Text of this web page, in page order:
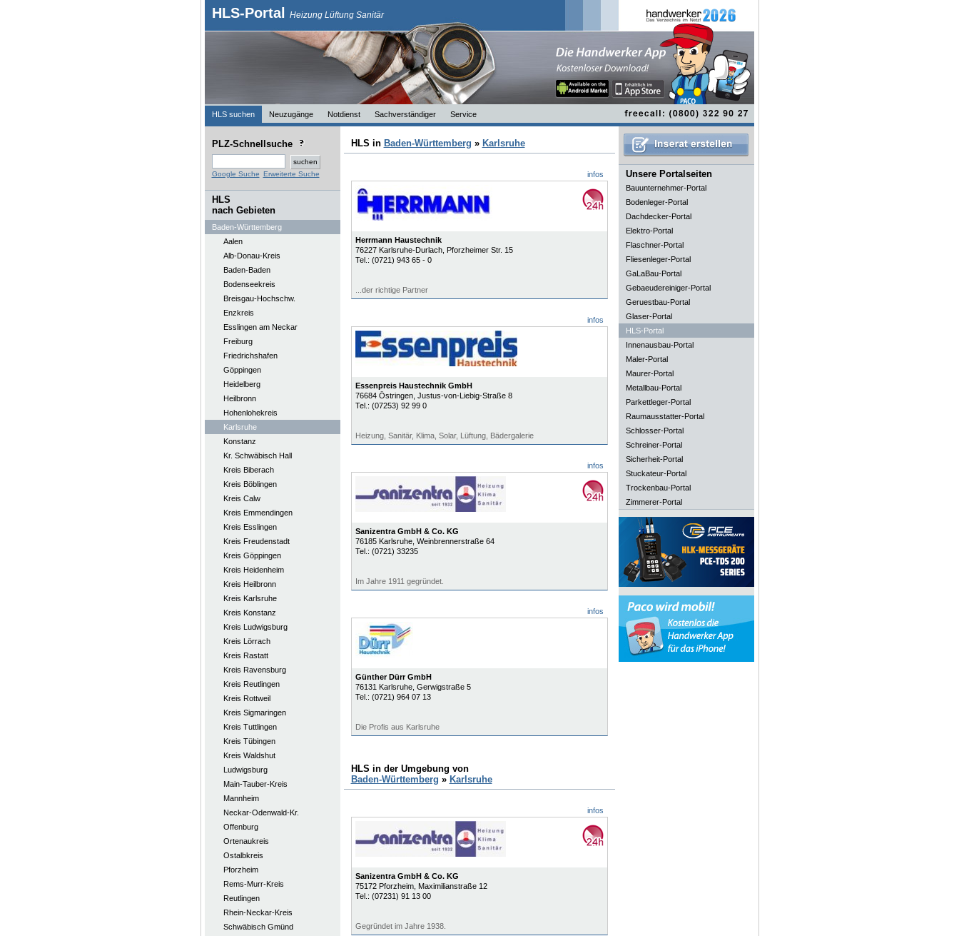
HLS-Portal Heizung Lüftung Sanitär
HLS suchen Neuzugänge Notdienst Sachverständiger Service
PLZ-Schnellsuche
Google Suche Erweiterte Suche
HLS
nach Gebieten
Baden-Württemberg
Aalen
Alb-Donau-Kreis
Baden-Baden
Bodenseekreis
Breisgau-Hochschw.
Enzkreis
Esslingen am Neckar
Freiburg
Friedrichshafen
Göppingen
Heidelberg
Heilbronn
Hohenlohekreis
Karlsruhe
Konstanz
Kr. Schwäbisch Hall
Kreis Biberach
Kreis Böblingen
Kreis Calw
Kreis Emmendingen
Kreis Esslingen
Kreis Freudenstadt
Kreis Göppingen
Kreis Heidenheim
Kreis Heilbronn
Kreis Karlsruhe
Kreis Konstanz
Kreis Ludwigsburg
Kreis Lörrach
Kreis Rastatt
Kreis Ravensburg
Kreis Reutlingen
Kreis Rottweil
Kreis Sigmaringen
Kreis Tuttlingen
Kreis Tübingen
Kreis Waldshut
Ludwigsburg
Main-Tauber-Kreis
Mannheim
Neckar-Odenwald-Kr.
Offenburg
Ortenaukreis
Ostalbkreis
Pforzheim
Rems-Murr-Kreis
Reutlingen
Rhein-Neckar-Kreis
Schwäbisch Gmünd
HLS in Baden-Württemberg » Karlsruhe
infos
Herrmann Haustechnik
76227 Karlsruhe-Durlach, Pforzheimer Str. 15
Tel.: (0721) 943 65 - 0
...der richtige Partner
infos
Essenpreis Haustechnik GmbH
76684 Östringen, Justus-von-Liebig-Straße 8
Tel.: (07253) 92 99 0
Heizung, Sanitär, Klima, Solar, Lüftung, Bädergalerie
infos
Sanizentra GmbH & Co. KG
76185 Karlsruhe, Weinbrennerstraße 64
Tel.: (0721) 33235
Im Jahre 1911 gegründet.
infos
Günther Dürr GmbH
76131 Karlsruhe, Gerwigstraße 5
Tel.: (0721) 964 07 13
Die Profis aus Karlsruhe
HLS in der Umgebung von
Baden-Württemberg » Karlsruhe
infos
Sanizentra GmbH & Co. KG
75172 Pforzheim, Maximilianstraße 12
Tel.: (07231) 91 13 00
Gegründet im Jahre 1938.
Unsere Portalseiten
Bauunternehmer-Portal
Bodenleger-Portal
Dachdecker-Portal
Elektro-Portal
Flaschner-Portal
Fliesenleger-Portal
GaLaBau-Portal
Gebaeudereiniger-Portal
Geruestbau-Portal
Glaser-Portal
HLS-Portal
Innenausbau-Portal
Maler-Portal
Maurer-Portal
Metallbau-Portal
Parkettleger-Portal
Raumausstatter-Portal
Schlosser-Portal
Schreiner-Portal
Sicherheit-Portal
Stuckateur-Portal
Trockenbau-Portal
Zimmerer-Portal